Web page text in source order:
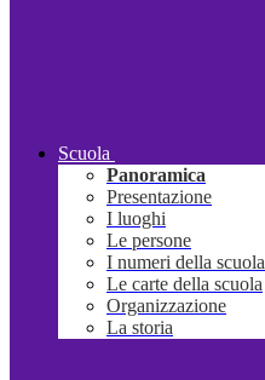
Scuola
Panoramica
Presentazione
I luoghi
Le persone
I numeri della scuola
Le carte della scuola
Organizzazione
La storia